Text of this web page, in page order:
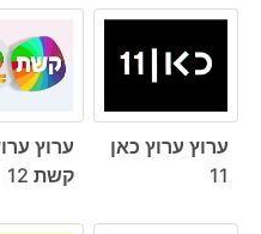
ערוץ ערוץ כאן
11
ערוץ
קשת 12